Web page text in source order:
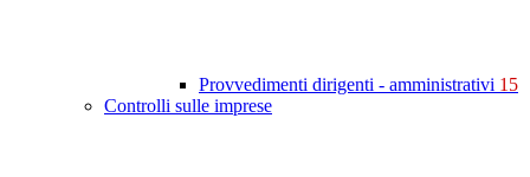
Provvedimenti dirigenti - amministrativi 15
Controlli sulle imprese